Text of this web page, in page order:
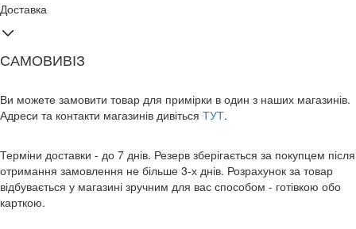
Доставка
САМОВИВІЗ
Ви можете замовити товар для примірки в один з наших магазинів.
Адреси та контакти магазинів дивіться ТУТ.
Терміни доставки - до 7 днів. Резерв зберігається за покупцем після
отримання замовлення не більше 3-х днів. Розрахунок за товар
відбувається у магазині зручним для вас способом - готівкою обо
карткою.